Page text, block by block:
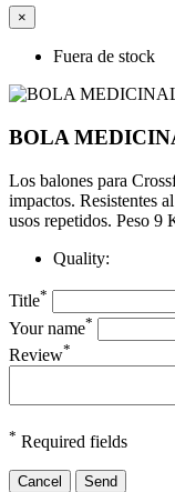
×
Fuera de stock
BOLA
Los balones para
impactos. Resistentes
usos repetidos. Peso 9
Quality:
Title*
Your name*
Review*
* Required fields
Cancel Send